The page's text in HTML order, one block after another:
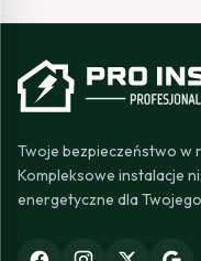
Twoje bezpieczeństwo
Kompleksowe instalacje
energetyczne dla